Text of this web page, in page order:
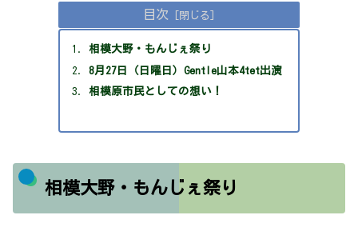
目次
相模大野・もんじぇ祭り
8月27日（日曜日）Gentle山本4tet出演
相模原市民としての想い！
相模大野・もんじぇ祭り